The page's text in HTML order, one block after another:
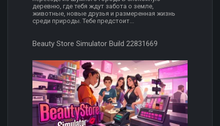
деревню, где тебя ждут забота о земле,
животные, новые друзья и размеренная жизнь
среди природы. Тебе предстоит...
Beauty Store Simulator Build 22831669